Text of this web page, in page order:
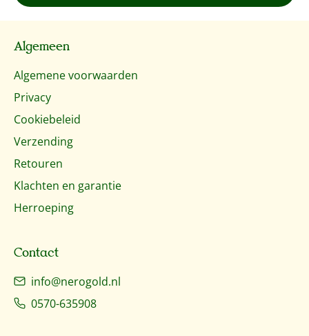
Algemeen
Algemene voorwaarden
Privacy
Cookiebeleid
Verzending
Retouren
Klachten en garantie
Herroeping
Contact
info@nerogold.nl
0570-635908